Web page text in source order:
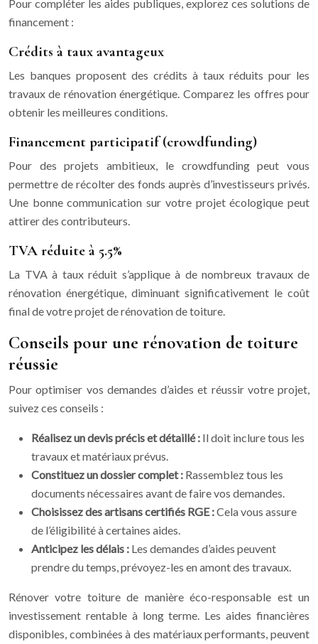
Pour compléter les aides publiques, explorez ces solutions de
financement :
Crédits à taux avantageux
Les banques proposent des crédits à taux réduits pour les
travaux de rénovation énergétique. Comparez les offres pour
obtenir les meilleures conditions.
Financement participatif (crowdfunding)
Pour des projets ambitieux, le crowdfunding peut vous
permettre de récolter des fonds auprès d’investisseurs privés.
Une bonne communication sur votre projet écologique peut
attirer des contributeurs.
TVA réduite à 5.5%
La TVA à taux réduit s’applique à de nombreux travaux de
rénovation énergétique, diminuant significativement le coût
final de votre projet de rénovation de toiture.
Conseils pour une rénovation de toiture
réussie
Pour optimiser vos demandes d’aides et réussir votre projet,
suivez ces conseils :
Réalisez un devis précis et détaillé : Il doit inclure tous les
travaux et matériaux prévus.
Constituez un dossier complet : Rassemblez tous les
documents nécessaires avant de faire vos demandes.
Choisissez des artisans certifiés RGE :Cela vous assure
de l’éligibilité à certaines aides.
Anticipez les délais : Les demandes d’aides peuvent
prendre du temps, prévoyez-les en amont des travaux.
Rénover votre toiture de manière éco-responsable est un
investissement rentable à long terme. Les aides financières
disponibles, combinées à des matériaux performants, peuvent